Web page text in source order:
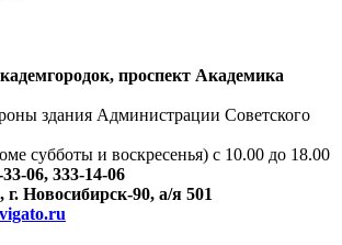
проспект Академика
здания Администрации Советского
и воскресенья) с 10.00 до 18.00
06, 333-14-06
г. Новосибирск-90, а/я 501